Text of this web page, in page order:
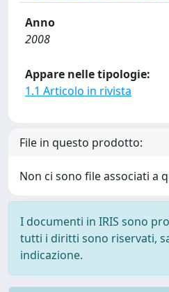
Anno
2008
Appare nelle tipologie:
1.1 Articolo in rivista
File in questo prodotto:
Non ci sono file associati a
I documenti in IRIS sono
tutti i diritti sono riservati,
indicazione.